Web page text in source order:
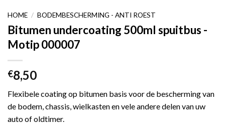
HOME / BODEMBESCHERMING - ANTI ROEST
Bitumen undercoating 500ml spuitbus -
Motip 000007
€8,50
Flexibele coating op bitumen basis voor de bescherming van
de bodem, chassis, wielkasten en vele andere delen van uw
auto of oldtimer.